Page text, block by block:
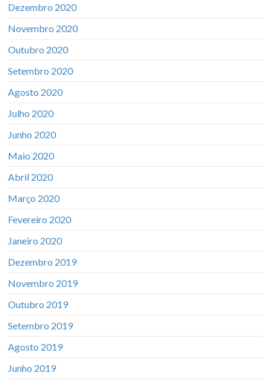
Dezembro 2020
Novembro 2020
Outubro 2020
Setembro 2020
Agosto 2020
Julho 2020
Junho 2020
Maio 2020
Abril 2020
Março 2020
Fevereiro 2020
Janeiro 2020
Dezembro 2019
Novembro 2019
Outubro 2019
Setembro 2019
Agosto 2019
Junho 2019